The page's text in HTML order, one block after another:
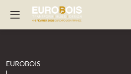
EUROBOIS